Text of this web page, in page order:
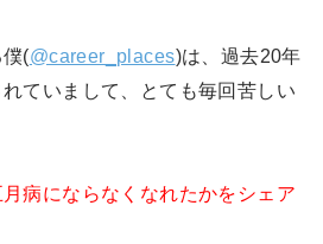
(@career_places)は、過去20年
ていまして、とても毎回苦しい
病にならなくなれたかをシェア